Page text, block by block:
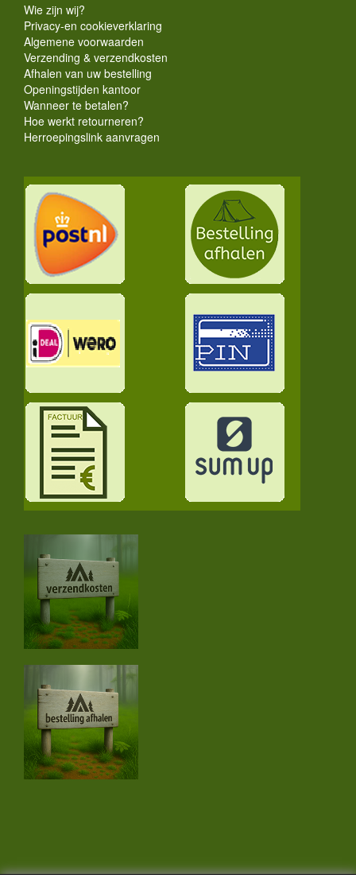
Wie zijn wij?
Privacy-en cookieverklaring
Algemene voorwaarden
Verzending & verzendkosten
Afhalen van uw bestelling
Openingstijden kantoor
Wanneer te betalen?
Hoe werkt retourneren?
Herroepingslink aanvragen